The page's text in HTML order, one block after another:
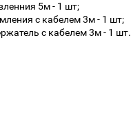
5м - 1 шт;
с кабелем 3м - 1 шт;
с кабелем 3м - 1 шт.